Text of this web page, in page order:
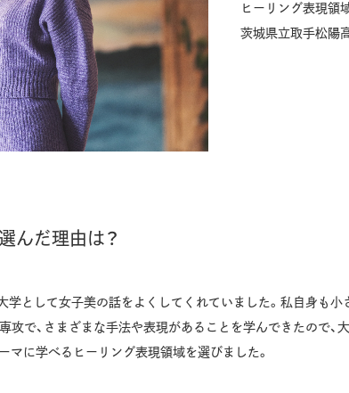
ヒーリング表現領
茨城県立取手松陽
んだ理由は？
学として女子美の話をよくしてくれていました。私自身も
攻で、さまざまな手法や表現があることを学んできたので
マに学べるヒーリング表現領域を選びました。